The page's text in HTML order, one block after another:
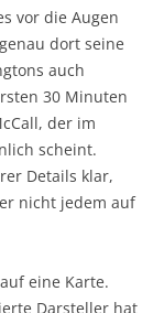
vor die Augen
dort seine
auch
30 Minuten
der im
scheint.
Details klar,
nicht jedem auf
eine Karte.
Darsteller hat